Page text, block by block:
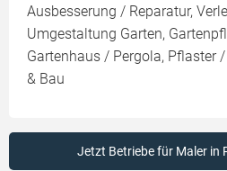
Ausbesserung / Reparatur,
Umgestaltung Garten,
Gartenhaus / Pergola, Pflaster
& Bau
Jetzt Betriebe für Maler in